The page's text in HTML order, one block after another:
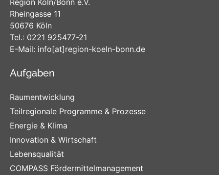
Rheingasse 11
50676 Köln
Tel.: 0221 925477-21
E-Mail: info[at]region-koeln-bonn.de
Aufgaben
Raumentwicklung
Teilregionale Programme & Prozesse
Energie & Klima
Innovation & Wirtschaft
Lebensqualität
COMPASS Fördermittelmanagement